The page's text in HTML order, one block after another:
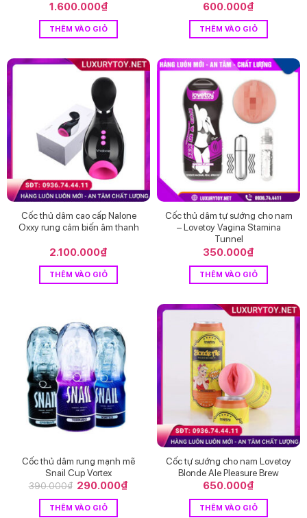
1.600.000₫
THÊM VÀO GIỎ
600.000₫
THÊM VÀO GIỎ
Cốc thủ dâm cao cấp Nalone
Oxxy rung cảm biến âm thanh
2.100.000₫
THÊM VÀO GIỎ
Cốc thủ dâm tự sướng cho nam
– Lovetoy Vagina Stamina
Tunnel
350.000₫
THÊM VÀO GIỎ
Cốc thủ dâm rung mạnh mẽ
Snail Cup Vortex
390.000₫ Giá
là:
390.000₫.
290.000₫
THÊM VÀO GIỎ
Cốc tự sướng cho nam Lovetoy
Blonde Ale Pleasure Brew
650.000₫
THÊM VÀO GIỎ